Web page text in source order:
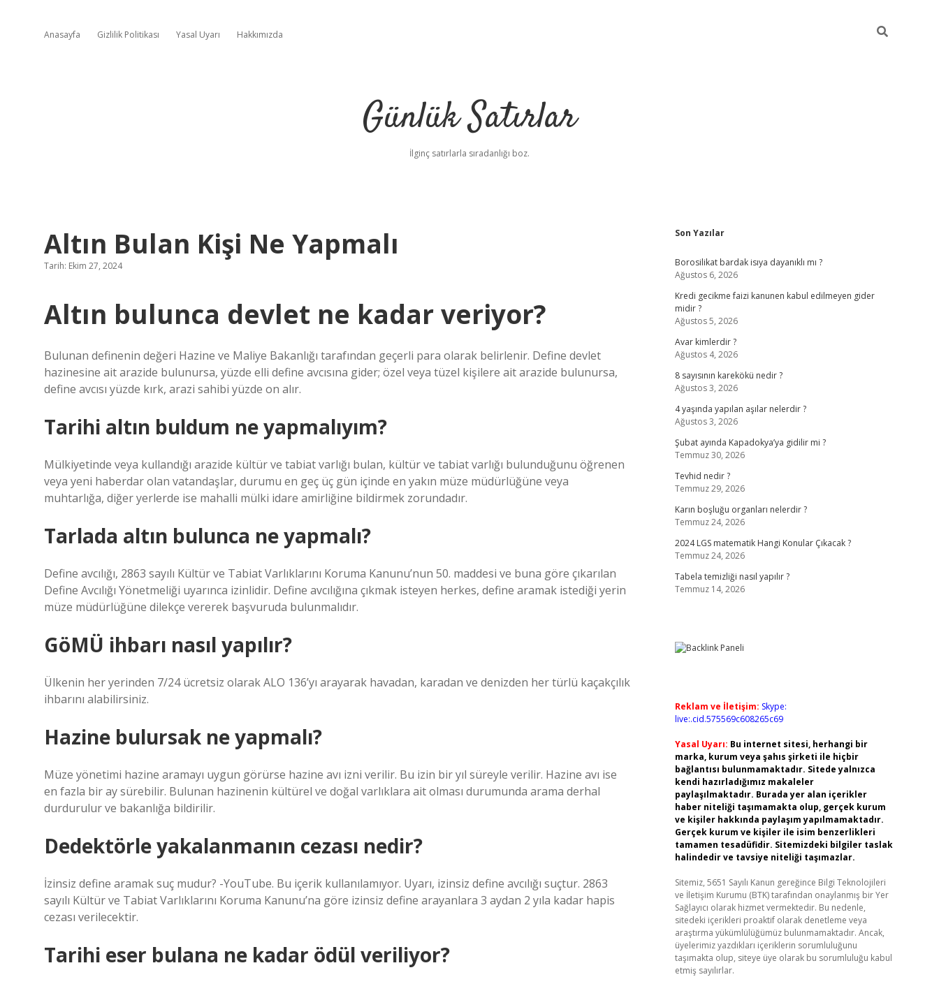
Anasayfa Gizlilik Politikası Yasal Uyarı Hakkımızda
Günlük Satırlar
İlginç satırlarla sıradanlığı boz.
Altın Bulan Kişi Ne Yapmalı
Tarih: Ekim 27, 2024
Altın bulunca devlet ne kadar veriyor?
Bulunan definenin değeri Hazine ve Maliye Bakanlığı tarafından geçerli para olarak belirlenir. Define devlet
hazinesine ait arazide bulunursa, yüzde elli define avcısına gider; özel veya tüzel kişilere ait arazide bulunursa,
define avcısı yüzde kırk, arazi sahibi yüzde on alır.
Tarihi altın buldum ne yapmalıyım?
Mülkiyetinde veya kullandığı arazide kültür ve tabiat varlığı bulan, kültür ve tabiat varlığı bulunduğunu öğrenen
veya yeni haberdar olan vatandaşlar, durumu en geç üç gün içinde en yakın müze müdürlüğüne veya
muhtarlığa, diğer yerlerde ise mahalli mülki idare amirliğine bildirmek zorundadır.
Tarlada altın bulunca ne yapmalı?
Define avcılığı, 2863 sayılı Kültür ve Tabiat Varlıklarını Koruma Kanunu’nun 50. maddesi ve buna göre çıkarılan
Define Avcılığı Yönetmeliği uyarınca izinlidir. Define avcılığına çıkmak isteyen herkes, define aramak istediği yerin
müze müdürlüğüne dilekçe vererek başvuruda bulunmalıdır.
GöMÜ ihbarı nasıl yapılır?
Ülkenin her yerinden 7/24 ücretsiz olarak ALO 136’yı arayarak havadan, karadan ve denizden her türlü kaçakçılık
ihbarını alabilirsiniz.
Hazine bulursak ne yapmalı?
Müze yönetimi hazine aramayı uygun görürse hazine avı izni verilir. Bu izin bir yıl süreyle verilir. Hazine avı ise
en fazla bir ay sürebilir. Bulunan hazinenin kültürel ve doğal varlıklara ait olması durumunda arama derhal
durdurulur ve bakanlığa bildirilir.
Dedektörle yakalanmanın cezası nedir?
İzinsiz define aramak suç mudur? -YouTube. Bu içerik kullanılamıyor. Uyarı, izinsiz define avcılığı suçtur. 2863
sayılı Kültür ve Tabiat Varlıklarını Koruma Kanunu’na göre izinsiz define arayanlara 3 aydan 2 yıla kadar hapis
cezası verilecektir.
Tarihi eser bulana ne kadar ödül veriliyor?
Sidebar
Son Yazılar
Borosilikat bardak isıya dayanıklı mı ?
Ağustos 6, 2026
Kredi gecikme faizi kanunen kabul edilmeyen gider
midir ?
Ağustos 5, 2026
Avar kimlerdir ?
Ağustos 4, 2026
8 sayısının karekökü nedir ?
Ağustos 3, 2026
4 yaşında yapılan aşılar nelerdir ?
Ağustos 3, 2026
Şubat ayında Kapadokya’ya gidilir mi ?
Temmuz 30, 2026
Tevhid nedir ?
Temmuz 29, 2026
Karın boşluğu organları nelerdir ?
Temmuz 24, 2026
2024 LGS matematik Hangi Konular Çıkacak ?
Temmuz 24, 2026
Tabela temizliği nasıl yapılır ?
Temmuz 14, 2026
Reklam ve İletişim: Skype:
live:.cid.575569c608265c69
Yasal Uyarı: Bu internet sitesi, herhangi bir
marka, kurum veya şahıs şirketi ile hiçbir
bağlantısı bulunmamaktadır. Sitede yalnızca
kendi hazırladığımız makaleler
paylaşılmaktadır. Burada yer alan içerikler
haber niteliği taşımamakta olup, gerçek kurum
ve kişiler hakkında paylaşım yapılmamaktadır.
Gerçek kurum ve kişiler ile isim benzerlikleri
tamamen tesadüfidir. Sitemizdeki bilgiler taslak
halindedir ve tavsiye niteliği taşımazlar.
Sitemiz, 5651 Sayılı Kanun gereğince Bilgi Teknolojileri
ve İletişim Kurumu (BTK) tarafından onaylanmış bir Yer
Sağlayıcı olarak hizmet vermektedir. Bu nedenle,
sitedeki içerikleri proaktif olarak denetleme veya
araştırma yükümlülüğümüz bulunmamaktadır. Ancak,
üyelerimiz yazdıkları içeriklerin sorumluluğunu
taşımakta olup, siteye üye olarak bu sorumluluğu kabul
etmiş sayılırlar.